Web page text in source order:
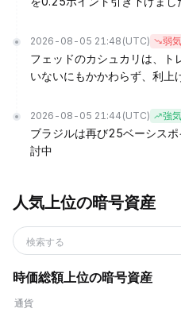
2026-08-05 21:48 (UTC) 弱気
フェッドのカシュカリは、ト
いないにもかかわらず、利上
2026-08-05 21:44 (UTC) 強気
ブラジルは再び25ベーシス
討中
人気上位の暗号資産
検索する
時価総額上位の暗号資産
通貨